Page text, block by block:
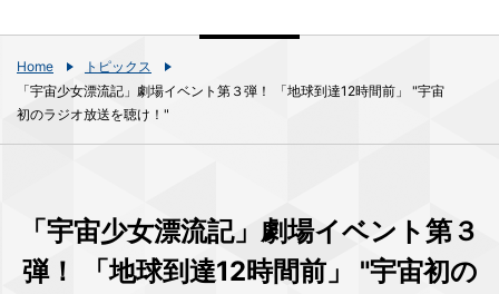
Home
トピックス
「宇宙少女漂流記」劇場イベント第３弾！ 「地球到達12時間前」 "宇宙
初のラジオ放送を聴け！"
「宇宙少女漂流記」劇場イベント第３
弾！ 「地球到達12時間前」 "宇宙初の